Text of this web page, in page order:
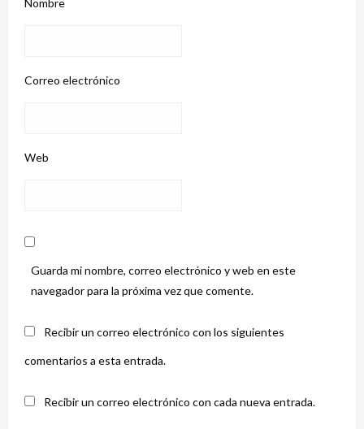
Correo electrónico
Web
Guarda mi nombre, correo electrónico y web en este
navegador para la próxima vez que comente.
Recibir un correo electrónico con los siguientes
comentarios a esta entrada.
Recibir un correo electrónico con cada nueva entrada.